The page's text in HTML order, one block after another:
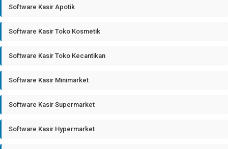
Software Kasir Apotik
Software Kasir Toko Kosmetik
Software Kasir Toko Kecantikan
Software Kasir Minimarket
Software Kasir Supermarket
Software Kasir Hypermarket